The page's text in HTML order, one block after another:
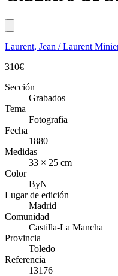
Laurent, Jean / Laurent
310€
Sección
Grabados
Tema
Fotografia
Fecha
1880
Medidas
33 × 25 cm
Color
ByN
Lugar de edición
Madrid
Comunidad
Castilla-La Mancha
Provincia
Toledo
Referencia
13176